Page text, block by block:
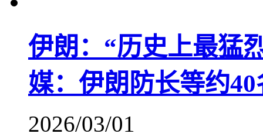
伊朗：“历史上最猛
媒：伊朗防长等约
2026/03/01